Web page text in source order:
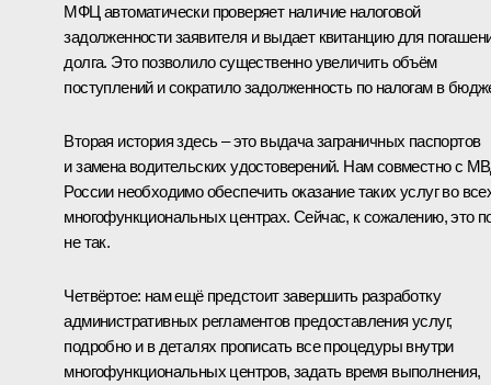
МФЦ автоматически проверяет наличие налоговой
задолженности заявителя и выдает квитанцию для
долга. Это позволило существенно увеличить объём
поступлений и сократило задолженность по налогам в
Вторая история здесь – это выдача заграничных паспортов
и замена водительских удостоверений. Нам совместно с
России необходимо обеспечить оказание таких услуг во
многофункциональных центрах. Сейчас, к сожалению, это
не так.
Четвёртое: нам ещё предстоит завершить разработку
административных регламентов предоставления услуг,
подробно и в деталях прописать все процедуры внутри
многофункциональных центров, задать время выполнения,